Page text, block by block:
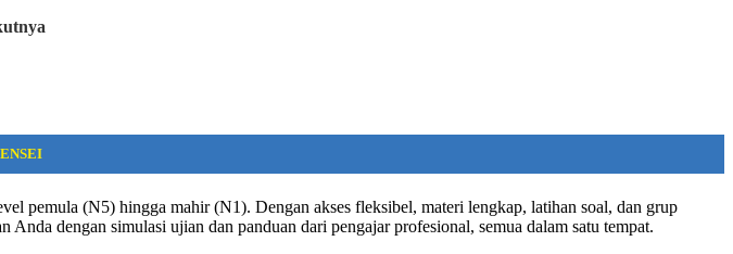
pemula (N5) hingga mahir (N1). Dengan akses fleksibel, materi lengkap, latihan soal, dan grup
dengan simulasi ujian dan panduan dari pengajar profesional, semua dalam satu tempat.